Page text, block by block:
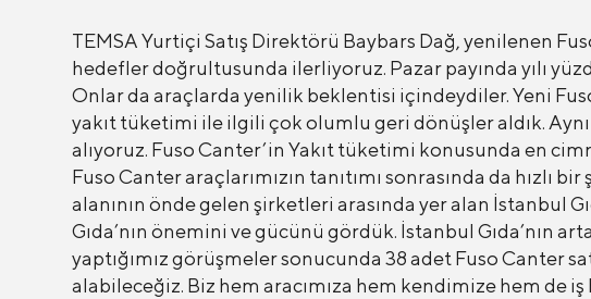
TEMSA Yurtiçi Satış Direktörü Baybars Dağ, yenilenen
hedefler doğrultusunda ilerliyoruz. Pazar payında yılı
Onlar da araçlarda yenilik beklentisi içindeydiler. Yeni
yakıt tüketimi ile ilgili çok olumlu geri dönüşler aldık.
alıyoruz. Fuso Canter’in Yakıt tüketimi konusunda en
Fuso Canter araçlarımızın tanıtımı sonrasında da hızlı
alanının önde gelen şirketleri arasında yer alan İstanbul
Gıda’nın önemini ve gücünü gördük. İstanbul Gıda’nın
yaptığımız görüşmeler sonucunda 38 adet Fuso Canter
alabileceğiz. Biz hem aracımıza hem kendimize hem de